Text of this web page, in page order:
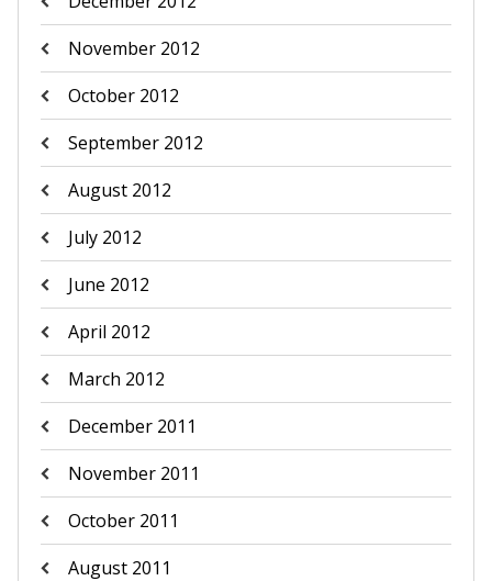
November 2012
October 2012
September 2012
August 2012
July 2012
June 2012
April 2012
March 2012
December 2011
November 2011
October 2011
August 2011